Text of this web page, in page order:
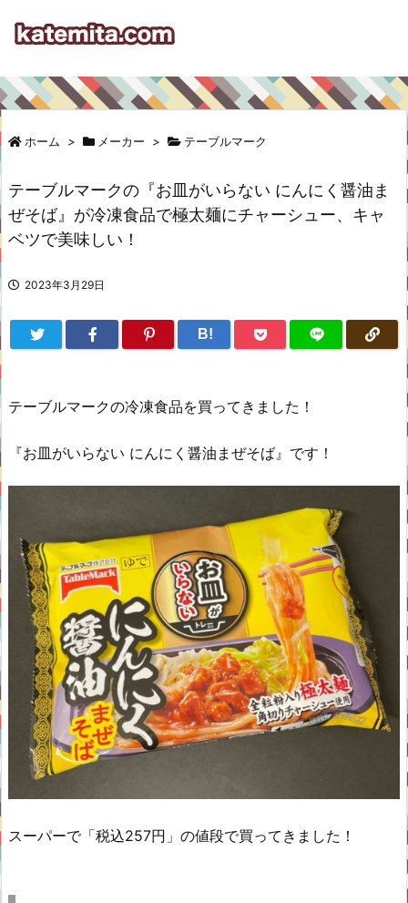
ホーム > メーカー > テーブルマーク
テーブルマークの『お皿がいらない にんにく醤油ま
ぜそば』が冷凍食品で極太麺にチャーシュー、キャ
ベツで美味しい！
2023年3月29日
B!
テーブルマークの冷凍食品を買ってきました！
『お皿がいらない にんにく醤油まぜそば』です！
スーパーで「税込257円」の値段で買ってきました！